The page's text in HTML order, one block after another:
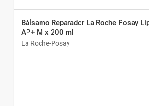
Bálsamo Reparador La Roche Posay
AP+ M x 200 ml
La Roche-Posay